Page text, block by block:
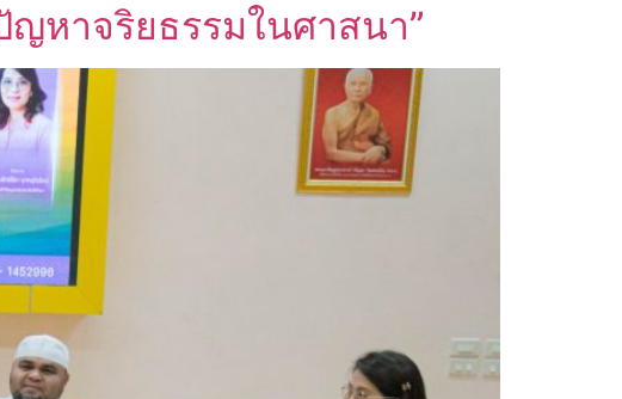
ญหาจริยธรรมในศาสนา”